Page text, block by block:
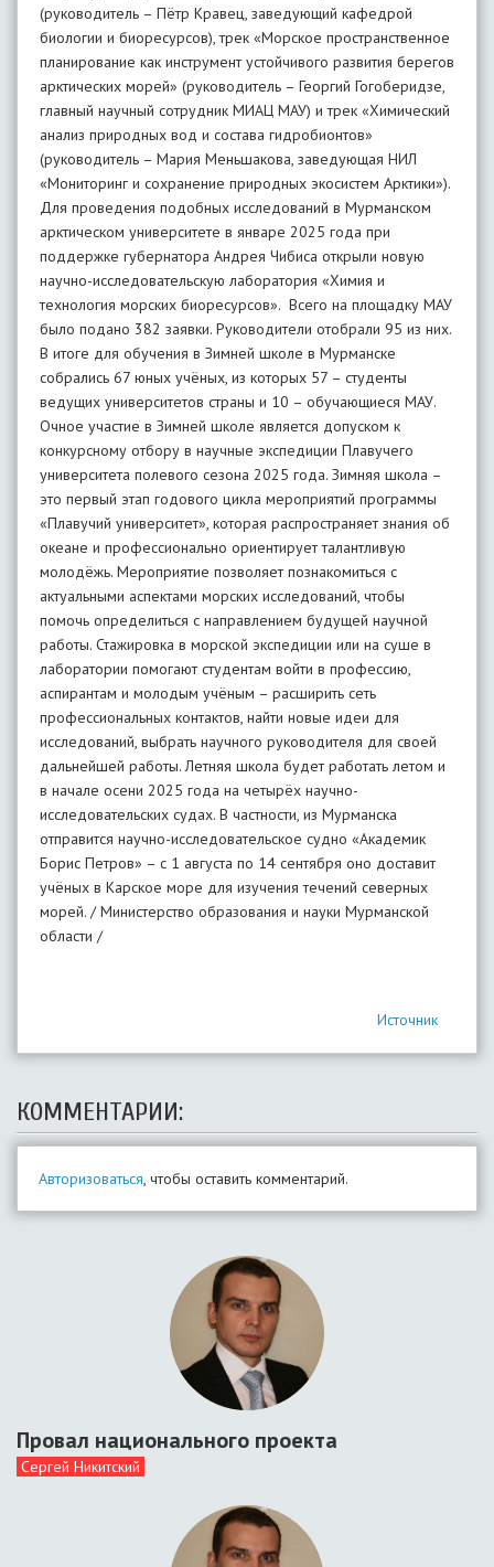
(руководитель – Пётр Кравец, заведующий кафедрой
биологии и биоресурсов), трек «Морское пространственное
планирование как инструмент устойчивого развития берегов
арктических морей» (руководитель – Георгий Гогоберидзе,
главный научный сотрудник МИАЦ МАУ) и трек «Химический
анализ природных вод и состава гидробионтов»
(руководитель – Мария Меньшакова, заведующая НИЛ
«Мониторинг и сохранение природных экосистем Арктики»).
Для проведения подобных исследований в Мурманском
арктическом университете в январе 2025 года при
поддержке губернатора Андрея Чибиса открыли новую
научно-исследовательскую лаборатория «Химия и
технология морских биоресурсов». Всего на площадку МАУ
было подано 382 заявки. Руководители отобрали 95 из них.
В итоге для обучения в Зимней школе в Мурманске
собрались 67 юных учёных, из которых 57 – студенты
ведущих университетов страны и 10 – обучающиеся МАУ.
Очное участие в Зимней школе является допуском к
конкурсному отбору в научные экспедиции Плавучего
университета полевого сезона 2025 года. Зимняя школа –
это первый этап годового цикла мероприятий программы
«Плавучий университет», которая распространяет знания об
океане и профессионально ориентирует талантливую
молодёжь. Мероприятие позволяет познакомиться с
актуальными аспектами морских исследований, чтобы
помочь определиться с направлением будущей научной
работы. Стажировка в морской экспедиции или на суше в
лаборатории помогают студентам войти в профессию,
аспирантам и молодым учёным – расширить сеть
профессиональных контактов, найти новые идеи для
исследований, выбрать научного руководителя для своей
дальнейшей работы. Летняя школа будет работать летом и
в начале осени 2025 года на четырёх научно-
исследовательских судах. В частности, из Мурманска
отправится научно-исследовательское судно «Академик
Борис Петров» – с 1 августа по 14 сентября оно доставит
учёных в Карское море для изучения течений северных
морей. / Министерство образования и науки Мурманской
области /
Источник
КОММЕНТАРИИ:
Авторизоваться, чтобы оставить комментарий.
Провал национального проекта
Сергей Никитский